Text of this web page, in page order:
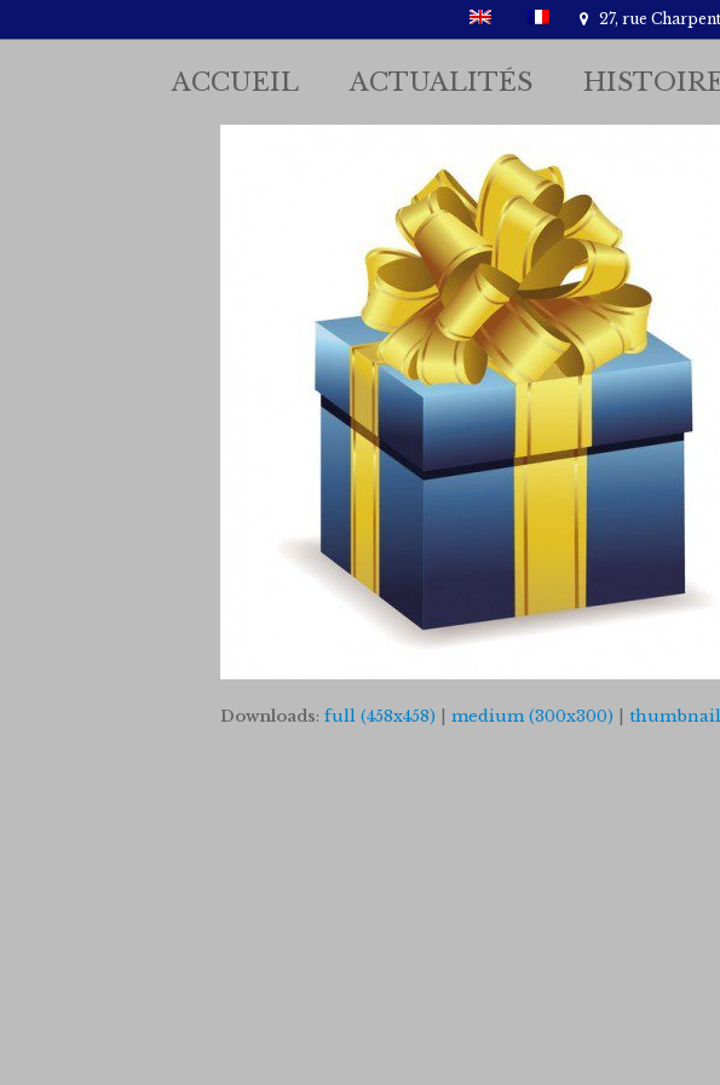
27, rue
ACCUEIL ACTUALITÉS
Downloads: full (458x458) medium (300x300) thumbnail